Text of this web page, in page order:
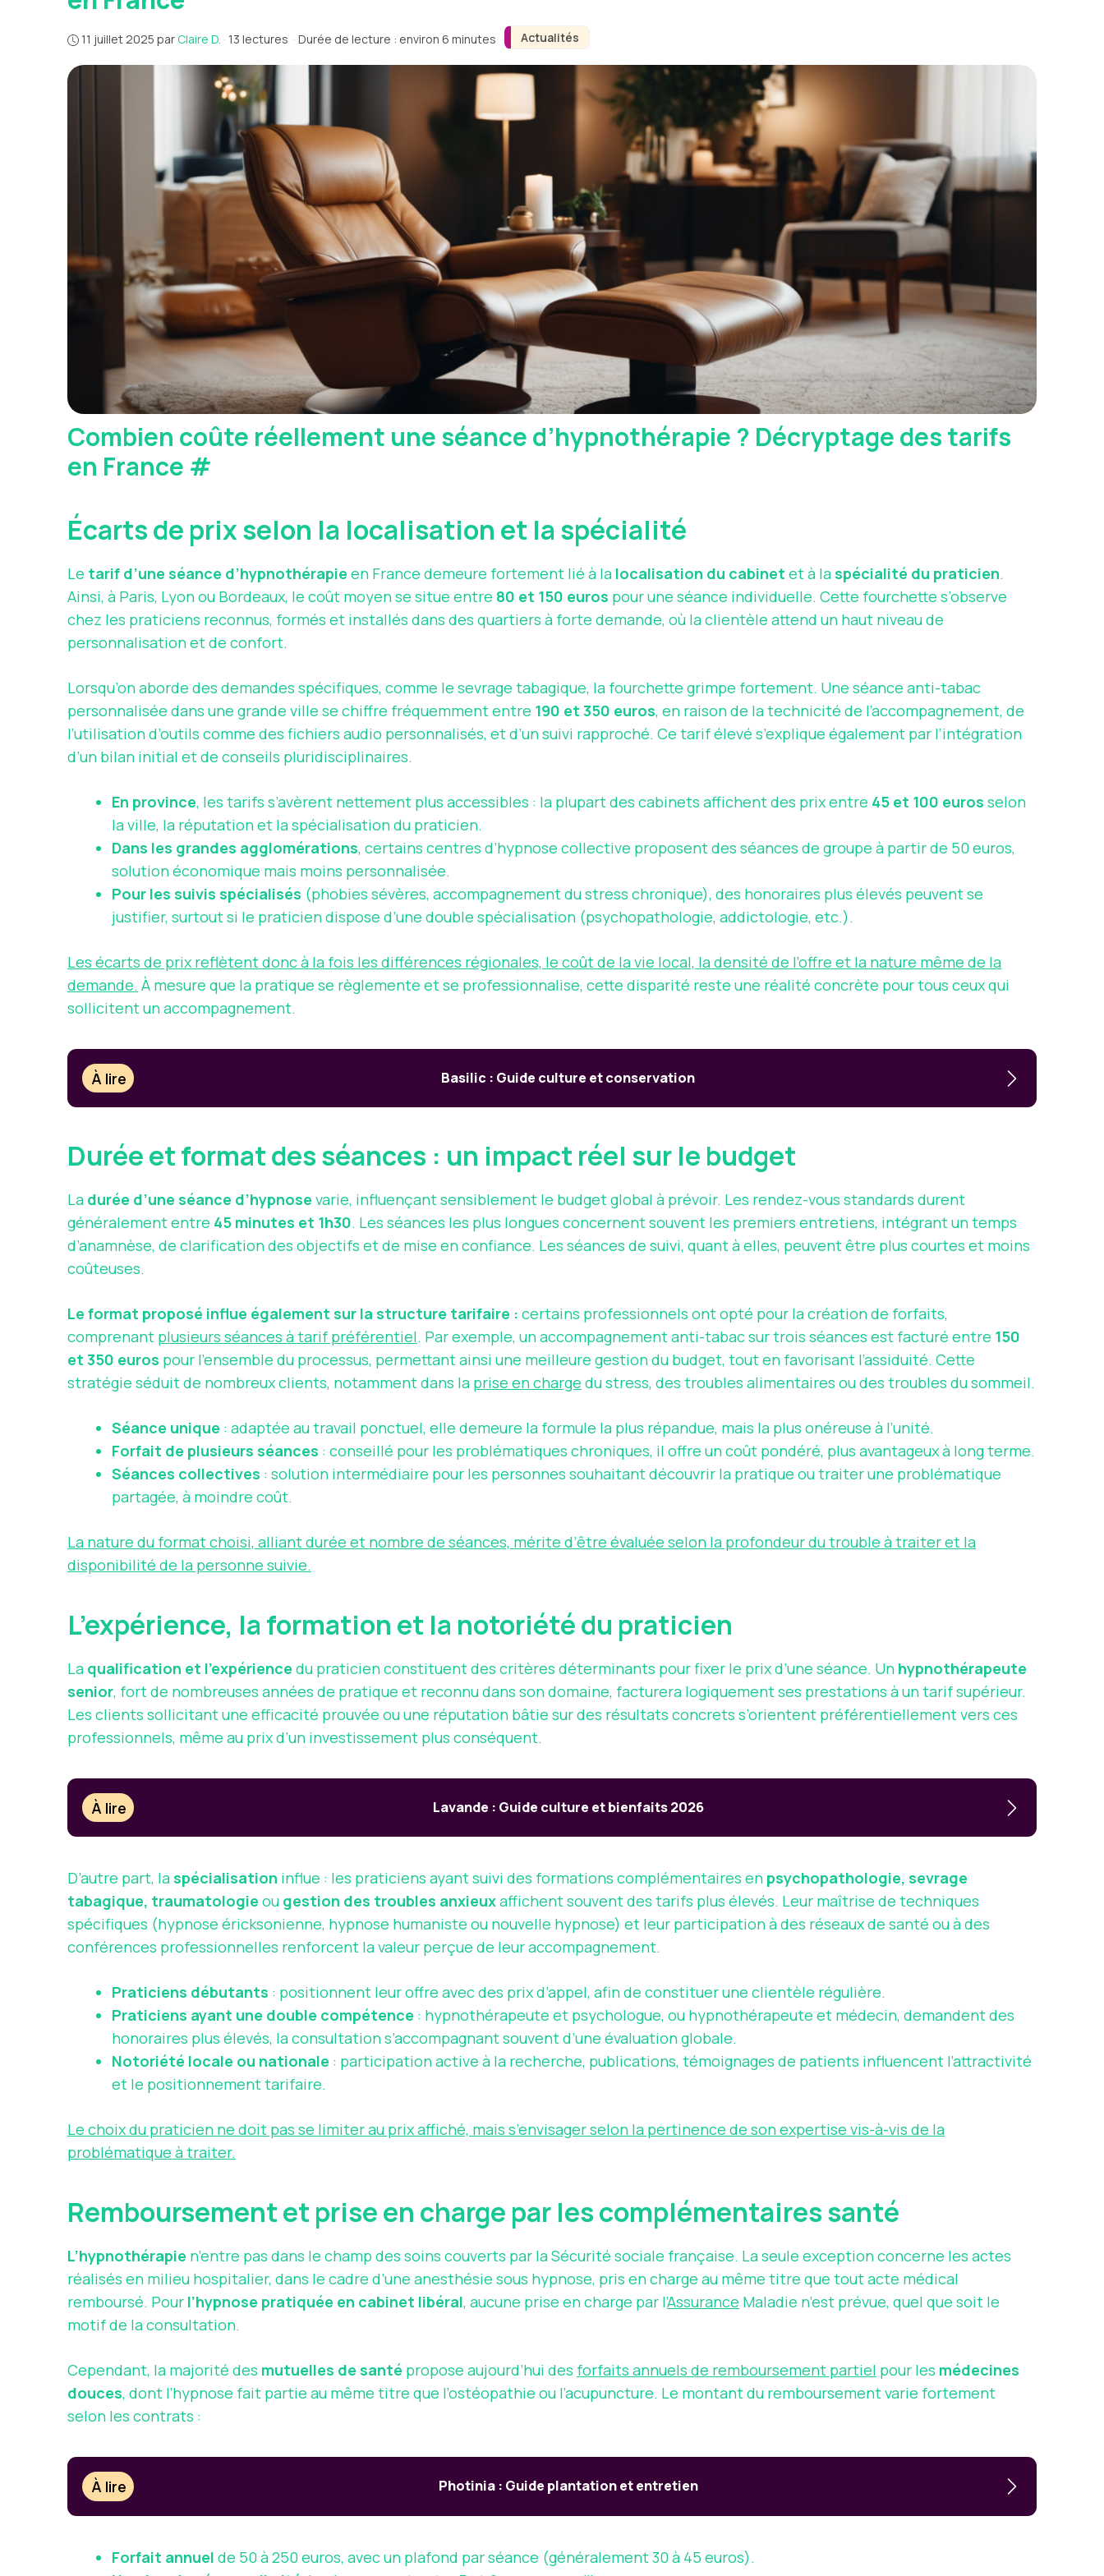
Actualités
11 juillet 2025 par Claire D. · 13 lectures · Durée de lecture : environ 6 minutes
Combien coûte réellement une séance d’hypnothérapie ? Décryptage des tarifs
en France #
Écarts de prix selon la localisation et la spécialité
Le tarif d’une séance d’hypnothérapie en France demeure fortement lié à la localisation du cabinet et à la spécialité du praticien.
Ainsi, à Paris, Lyon ou Bordeaux, le coût moyen se situe entre 80 et 150 euros pour une séance individuelle. Cette fourchette s’observe
chez les praticiens reconnus, formés et installés dans des quartiers à forte demande, où la clientèle attend un haut niveau de
personnalisation et de confort.
Lorsqu’on aborde des demandes spécifiques, comme le sevrage tabagique, la fourchette grimpe fortement. Une séance anti-tabac
personnalisée dans une grande ville se chiffre fréquemment entre 190 et 350 euros, en raison de la technicité de l’accompagnement, de
l’utilisation d’outils comme des fichiers audio personnalisés, et d’un suivi rapproché. Ce tarif élevé s’explique également par l’intégration
d’un bilan initial et de conseils pluridisciplinaires.
En province, les tarifs s’avèrent nettement plus accessibles : la plupart des cabinets affichent des prix entre 45 et 100 euros selon
la ville, la réputation et la spécialisation du praticien.
Dans les grandes agglomérations, certains centres d’hypnose collective proposent des séances de groupe à partir de 50 euros,
solution économique mais moins personnalisée.
Pour les suivis spécialisés (phobies sévères, accompagnement du stress chronique), des honoraires plus élevés peuvent se
justifier, surtout si le praticien dispose d’une double spécialisation (psychopathologie, addictologie, etc.).
Les écarts de prix reflètent donc à la fois les différences régionales, le coût de la vie local, la densité de l’offre et la nature même de la
demande. À mesure que la pratique se règlemente et se professionnalise, cette disparité reste une réalité concrète pour tous ceux qui
sollicitent un accompagnement.
À lire Basilic : Guide culture et conservation
Durée et format des séances : un impact réel sur le budget
La durée d’une séance d’hypnose varie, influençant sensiblement le budget global à prévoir. Les rendez-vous standards durent
généralement entre 45 minutes et 1h30. Les séances les plus longues concernent souvent les premiers entretiens, intégrant un temps
d’anamnèse, de clarification des objectifs et de mise en confiance. Les séances de suivi, quant à elles, peuvent être plus courtes et moins
coûteuses.
Le format proposé influe également sur la structure tarifaire : certains professionnels ont opté pour la création de forfaits,
comprenant plusieurs séances à tarif préférentiel. Par exemple, un accompagnement anti-tabac sur trois séances est facturé entre 150
et 350 euros pour l’ensemble du processus, permettant ainsi une meilleure gestion du budget, tout en favorisant l’assiduité. Cette
stratégie séduit de nombreux clients, notamment dans la prise en charge du stress, des troubles alimentaires ou des troubles du sommeil.
Séance unique : adaptée au travail ponctuel, elle demeure la formule la plus répandue, mais la plus onéreuse à l’unité.
Forfait de plusieurs séances : conseillé pour les problématiques chroniques, il offre un coût pondéré, plus avantageux à long terme.
Séances collectives : solution intermédiaire pour les personnes souhaitant découvrir la pratique ou traiter une problématique
partagée, à moindre coût.
La nature du format choisi, alliant durée et nombre de séances, mérite d’être évaluée selon la profondeur du trouble à traiter et la
disponibilité de la personne suivie.
L’expérience, la formation et la notoriété du praticien
La qualification et l’expérience du praticien constituent des critères déterminants pour fixer le prix d’une séance. Un hypnothérapeute
senior, fort de nombreuses années de pratique et reconnu dans son domaine, facturera logiquement ses prestations à un tarif supérieur.
Les clients sollicitant une efficacité prouvée ou une réputation bâtie sur des résultats concrets s’orientent préférentiellement vers ces
professionnels, même au prix d’un investissement plus conséquent.
À lire Lavande : Guide culture et bienfaits 2026
D’autre part, la spécialisation influe : les praticiens ayant suivi des formations complémentaires en psychopathologie, sevrage
tabagique, traumatologie ou gestion des troubles anxieuxaffichent souvent des tarifs plus élevés. Leur maîtrise de techniques
spécifiques (hypnose éricksonienne, hypnose humaniste ou nouvelle hypnose) et leur participation à des réseaux de santé ou à des
conférences professionnelles renforcent la valeur perçue de leur accompagnement.
Praticiens débutants : positionnent leur offre avec des prix d’appel, afin de constituer une clientèle régulière.
Praticiens ayant une double compétence : hypnothérapeute et psychologue, ou hypnothérapeute et médecin, demandent des
honoraires plus élevés, la consultation s’accompagnant souvent d’une évaluation globale.
Notoriété locale ou nationale : participation active à la recherche, publications, témoignages de patients influencent l’attractivité
et le positionnement tarifaire.
Le choix du praticien ne doit pas se limiter au prix affiché, mais s’envisager selon la pertinence de son expertise vis-à-vis de la
problématique à traiter.
Remboursement et prise en charge par les complémentaires santé
L’hypnothérapie n’entre pas dans le champ des soins couverts par la Sécurité sociale française. La seule exception concerne les actes
réalisés en milieu hospitalier, dans le cadre d’une anesthésie sous hypnose, pris en charge au même titre que tout acte médical
remboursé. Pour l’hypnose pratiquée en cabinet libéral, aucune prise en charge par l’Assurance Maladie n’est prévue, quel que soit le
motif de la consultation.
Cependant, la majorité des mutuelles de santé propose aujourd’hui des forfaits annuels de remboursement partiel pour les médecines
douces, dont l’hypnose fait partie au même titre que l’ostéopathie ou l’acupuncture. Le montant du remboursement varie fortement
selon les contrats :
À lire Photinia : Guide plantation et entretien
Forfait annuel de 50 à 250 euros, avec un plafond par séance (généralement 30 à 45 euros).